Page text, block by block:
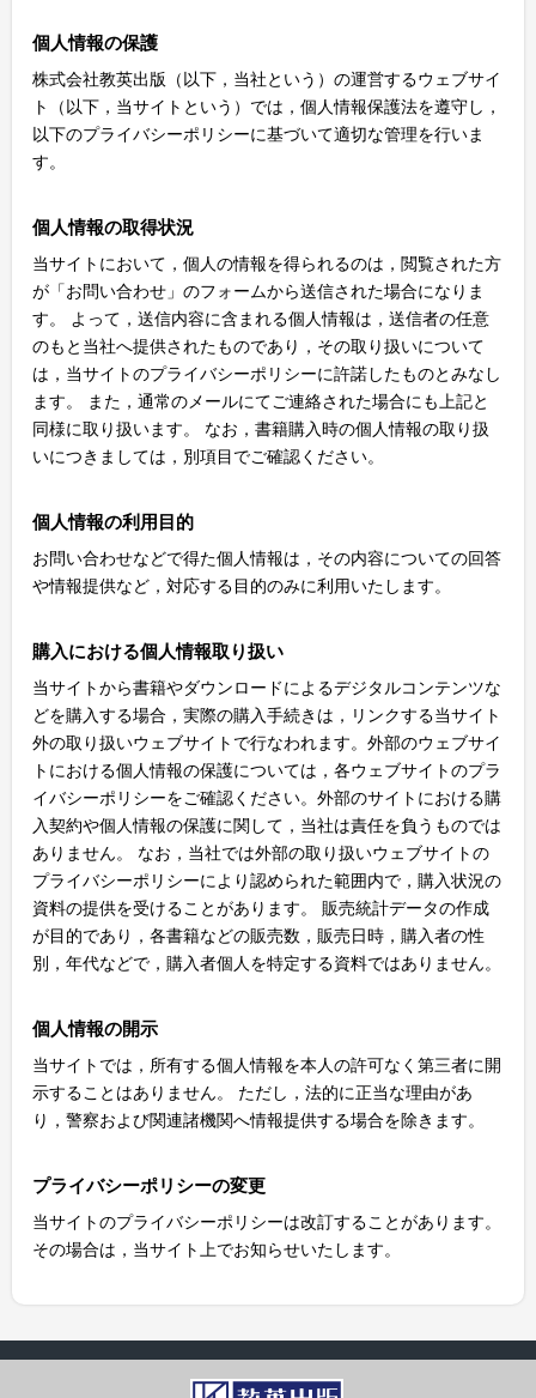
個人情報の保護
株式会社教英出版（以下，当社という）の運営するウェブサイ
ト（以下，当サイトという）では，個人情報保護法を遵守し，
以下のプライバシーポリシーに基づいて適切な管理を行いま
す。
個人情報の取得状況
当サイトにおいて，個人の情報を得られるのは，閲覧された方
が「お問い合わせ」のフォームから送信された場合になりま
す。 よって，送信内容に含まれる個人情報は，送信者の任意
のもと当社へ提供されたものであり，その取り扱いについて
は，当サイトのプライバシーポリシーに許諾したものとみなし
ます。 また，通常のメールにてご連絡された場合にも上記と
同様に取り扱います。 なお，書籍購入時の個人情報の取り扱
いにつきましては，別項目でご確認ください。
個人情報の利用目的
お問い合わせなどで得た個人情報は，その内容についての回答
や情報提供など，対応する目的のみに利用いたします。
購入における個人情報取り扱い
当サイトから書籍やダウンロードによるデジタルコンテンツな
どを購入する場合，実際の購入手続きは，リンクする当サイト
外の取り扱いウェブサイトで行なわれます。外部のウェブサイ
トにおける個人情報の保護については，各ウェブサイトのプラ
イバシーポリシーをご確認ください。外部のサイトにおける購
入契約や個人情報の保護に関して，当社は責任を負うものでは
ありません。 なお，当社では外部の取り扱いウェブサイトの
プライバシーポリシーにより認められた範囲内で，購入状況の
資料の提供を受けることがあります。 販売統計データの作成
が目的であり，各書籍などの販売数，販売日時，購入者の性
別，年代などで，購入者個人を特定する資料ではありません。
個人情報の開示
当サイトでは，所有する個人情報を本人の許可なく第三者に開
示することはありません。 ただし，法的に正当な理由があ
り，警察および関連諸機関へ情報提供する場合を除きます。
プライバシーポリシーの変更
当サイトのプライバシーポリシーは改訂することがあります。
その場合は，当サイト上でお知らせいたします。